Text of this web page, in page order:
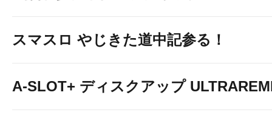
スマスロ やじきた道中記参る！
A-SLOT+ ディスクアップ